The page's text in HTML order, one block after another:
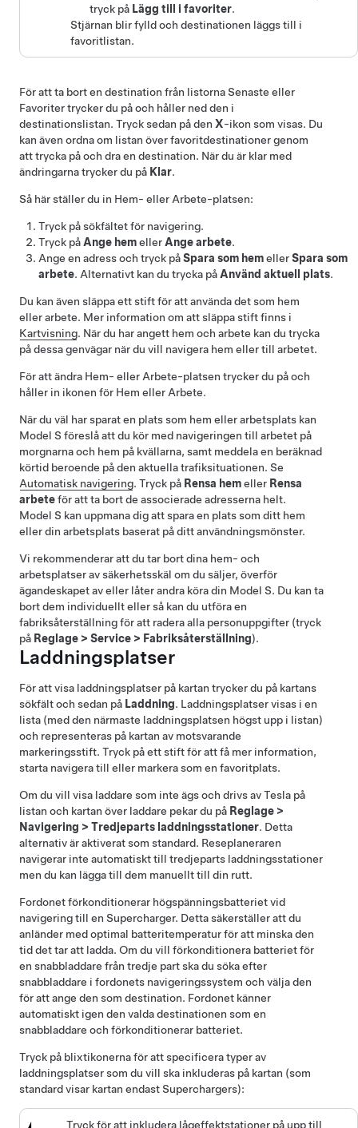
tryck på Lägg till i favoriter.
Stjärnan blir fylld och destinationen läggs till i
favoritlistan.
För att ta bort en destination från listorna Senaste eller
Favoriter trycker du på och håller ned den i
destinationslistan. Tryck sedan på den X-ikon som visas. Du
kan även ordna om listan över favoritdestinationer genom
att trycka på och dra en destination. När du är klar med
ändringarna trycker du på Klar.
Så här ställer du in Hem- eller Arbete-platsen:
Tryck på sökfältet för navigering.
Tryck på Ange hemeller Ange arbete.
Ange en adress och tryck påSpara som hemellerSpara som
arbete. Alternativt kan du trycka på Använd aktuell plats.
Du kan även släppa ett stift för att använda det som hem
eller arbete. Mer information om att släppa stift finns i
Kartvisning. När du har angett hem och arbete kan du trycka
på dessa genvägar när du vill navigera hem eller till arbetet.
För att ändra Hem- eller Arbete-platsen trycker du på och
håller in ikonen för Hem eller Arbete.
När du väl har sparat en plats som hem eller arbetsplats kan
Model S föreslå att du kör med navigeringen till arbetet på
morgnarna och hem på kvällarna, samt meddela en beräknad
körtid beroende på den aktuella trafiksituationen. Se
Automatisk navigering. Tryck på Rensa hemeller Rensa
arbeteför att ta bort de associerade adresserna helt.
Model S kan uppmana dig att spara en plats som ditt hem
eller din arbetsplats baserat på ditt användningsmönster.
Vi rekommenderar att du tar bort dina hem- och
arbetsplatser av säkerhetsskäl om du säljer, överför
ägandeskapet av eller låter andra köra din Model S. Du kan ta
bort dem individuellt eller så kan du utföra en
fabriksåterställning för att radera alla personuppgifter (tryck
på Reglage > Service > Fabriksåterställning).
Laddningsplatser
För att visa laddningsplatser på kartan trycker du på kartans
sökfält och sedan på Laddning. Laddningsplatser visas i en
lista (med den närmaste laddningsplatsen högst upp i listan)
och representeras på kartan av motsvarande
markeringsstift. Tryck på ett stift för att få mer information,
starta navigera till eller markera som en favoritplats.
Om du vill visa laddare som inte ägs och drivs av Tesla på
listan och kartan över laddare pekar du på Reglage >
Navigering > Tredjeparts laddningsstationer. Detta
alternativ är aktiverat som standard. Reseplaneraren
navigerar inte automatiskt till tredjeparts laddningsstationer
men du kan lägga till dem manuellt till din rutt.
Fordonet förkonditionerar högspänningsbatteriet vid
navigering till en Supercharger. Detta säkerställer att du
anländer med optimal batteritemperatur för att minska den
tid det tar att ladda. Om du vill förkonditionera batteriet för
en snabbladdare från tredje part ska du söka efter
snabbladdare i fordonets navigeringssystem och välja den
för att ange den som destination. Fordonet känner
automatiskt igen den valda destinationen som en
snabbladdare och förkonditionerar batteriet.
Tryck på blixtikonerna för att specificera typer av
laddningsplatser som du vill ska inkluderas på kartan (som
standard visar kartan endast Superchargers):
Tryck för att inkludera lågeffektstationer på upp till